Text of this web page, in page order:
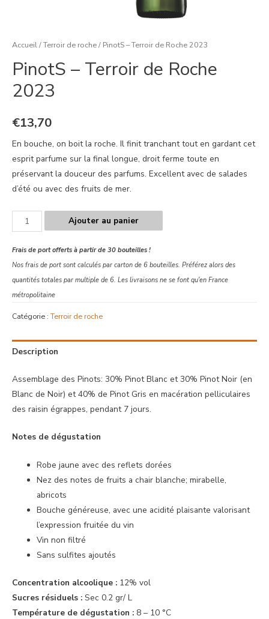
Accueil/Terroir de roche/ PinotS – Terroir de Roche 2023
PinotS – Terroir de Roche
2023
€13,70
En bouche, on boit la roche. Il finit tranchant tout en gardant cet
esprit parfume sur la final longue, droit ferme toute en
préservant la douceur des parfums. Excellent avec de salades
d’été ou avec des fruits de mer.
Ajouter au panier
Frais de port offerts à partir de 30 bouteilles !
Nos frais de port sont calculés par carton de 6 bouteilles. Préférez alors des
quantités totales par multiple de 6. Les livraisons ne se font qu'en France
métropolitaine
Catégorie :Terroir de roche
Description
Assemblage des Pinots: 30% Pinot Blanc et 30% Pinot Noir (en
Blanc de Noir) et 40% de Pinot Gris en macération pelliculaires
des raisin égrappes, pendant 7 jours.
Notes de dégustation
Robe jaune avec des reflets dorées
Nez des notes de fruits a chair blanche; mirabelle,
abricots
Bouche généreuse, avec une acidité plaisante valorisant
l’expression fruitée du vin
Vin non filtré
Sans sulfites ajoutés
Concentration alcoolique : 12% vol
Sucres résiduels : Sec 0.2 gr/ L
Température de dégustation : 8 – 10 °C